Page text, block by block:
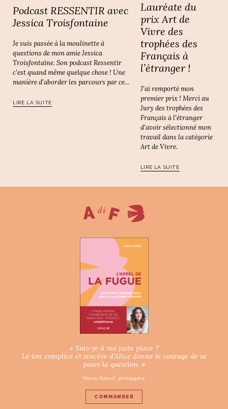
Podcast RESSENTIR avec
Jessica Troisfontaine
Je suis passée à la moulinette à
questions de mon amie Jessica
Troisfontaine. Son podcast Ressentir
c'est quand même quelque chose ! Une
manière d'aborder les parcours par ce...
LIRE LA SUITE
Lauréate du
prix Art de
Vivre des
trophées des
Français à
l’étranger !
J'ai remporté mon
premier prix ! Merci au
Jury des trophées des
Français à l'étranger
d'avoir sélectionné mon
travail dans la catégorie
Art de Vivre.
LIRE LA SUITE
« Suis-je à ma juste place ?
Le ton complice et sincère d’Alice donne le courage de se
poser la question. »
Marie Robert, philosophe
COMMANDER